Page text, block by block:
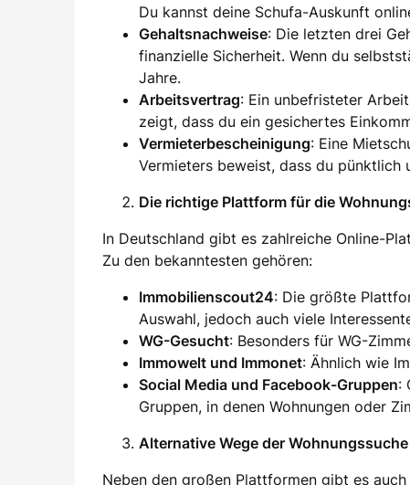
Du kannst deine Schufa-Auskunft
Gehaltsnachweise: Die letzten drei
finanzielle Sicherheit. Wenn du
Jahre.
Arbeitsvertrag: Ein unbefristeter
zeigt, dass du ein gesichertes
Vermieterbescheinigung: Eine
Vermieters beweist, dass du pünktlich
Die richtige Plattform für die
In Deutschland gibt es zahlreiche Online-
Zu den bekanntesten gehören:
Immobilienscout24: Die größte
Auswahl, jedoch auch viele
WG-Gesucht: Besonders für WG-
Immowelt und Immonet: Ähnlich wie
Social Media und Facebook-Gruppen:
Gruppen, in denen Wohnungen oder
Alternative Wege der Wohnungssuche
Neben den großen Plattformen gibt es